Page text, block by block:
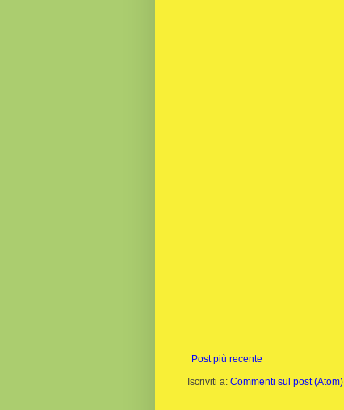
Post più recente
Iscriviti a: Commenti sul post (Atom)